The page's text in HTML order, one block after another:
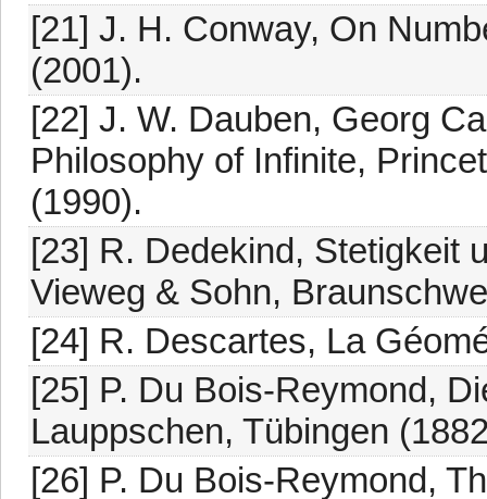
[21] J. H. Conway, On
(2001).
[22] J. W. Dauben, Georg
Philosophy of Infinite,
(1990).
[23] R. Dedekind, Stetigkeit
Vieweg & Sohn,
[24] R. Descartes, La
[25] P. Du Bois-Reymond,
Lauppschen, Tübingen
[26] P. Du Bois-Reymond,